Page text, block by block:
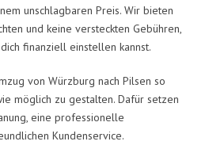
unschlagbaren Preis. Wir bieten
und keine versteckten Gebühren,
finanziell einstellen kannst.
von Würzburg nach Pilsen so
möglich zu gestalten. Dafür setzen
eine professionelle
Kundenservice.